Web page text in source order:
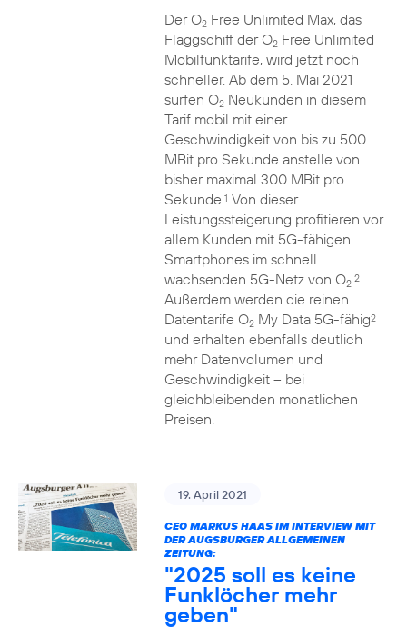
Der O2Free Unlimited Max, das
Flaggschiff der O2Free Unlimited
Mobilfunktarife, wird jetzt noch
schneller. Ab dem 5. Mai 2021
surfen O2Neukunden in diesem
Tarif mobil mit einer
Geschwindigkeit von bis zu 500
MBit pro Sekunde anstelle von
bisher maximal 300 MBit pro
Sekunde.1 Von dieser
Leistungssteigerung profitieren vor
allem Kunden mit 5G-fähigen
Smartphones im schnell
wachsenden 5G-Netz von O2.2
Außerdem werden die reinen
Datentarife O2My Data 5G-fähig2
und erhalten ebenfalls deutlich
mehr Datenvolumen und
Geschwindigkeit – bei
gleichbleibenden monatlichen
Preisen.
19. April 2021
CEO MARKUS HAAS IM INTERVIEW MIT
DER AUGSBURGER ALLGEMEINEN
ZEITUNG:
"2025 soll es keine
Funklöcher mehr
geben"